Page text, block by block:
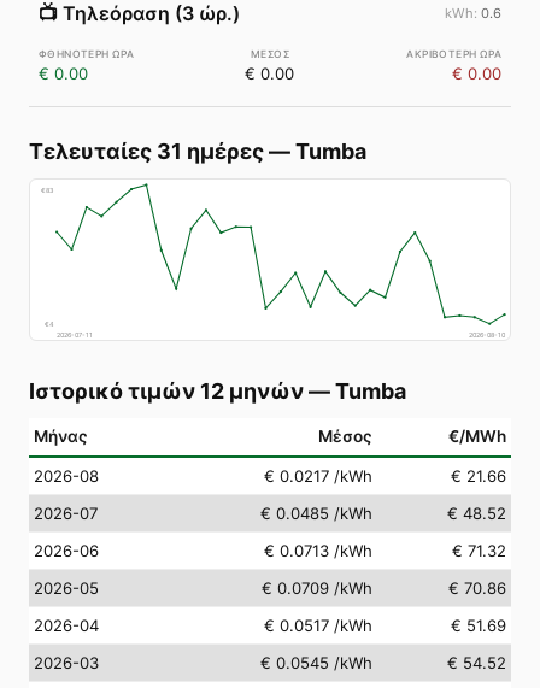
📺 Τηλεόραση (3 ώρ.) 0.6
€ 0.00 € 0.00 € 0.00
Τελευταίες 31 ημέρες—Tumba
€83
€4
2026-07-11
2026-08-10
Ιστορικό τιμών 12 μηνών—Tumba
Μήνας Μέσος €/MWh
2026-08 € 0.0217 /kWh
€ 21.66
2026-07
€ 0.0485 /kWh
€ 48.52
2026-06
€ 0.0713 /kWh
€ 71.32
2026-05
€ 0.0709 /kWh
€ 70.86
2026-04
€ 0.0517 /kWh
€ 51.69
2026-03
€ 0.0545 /kWh
€ 54.52